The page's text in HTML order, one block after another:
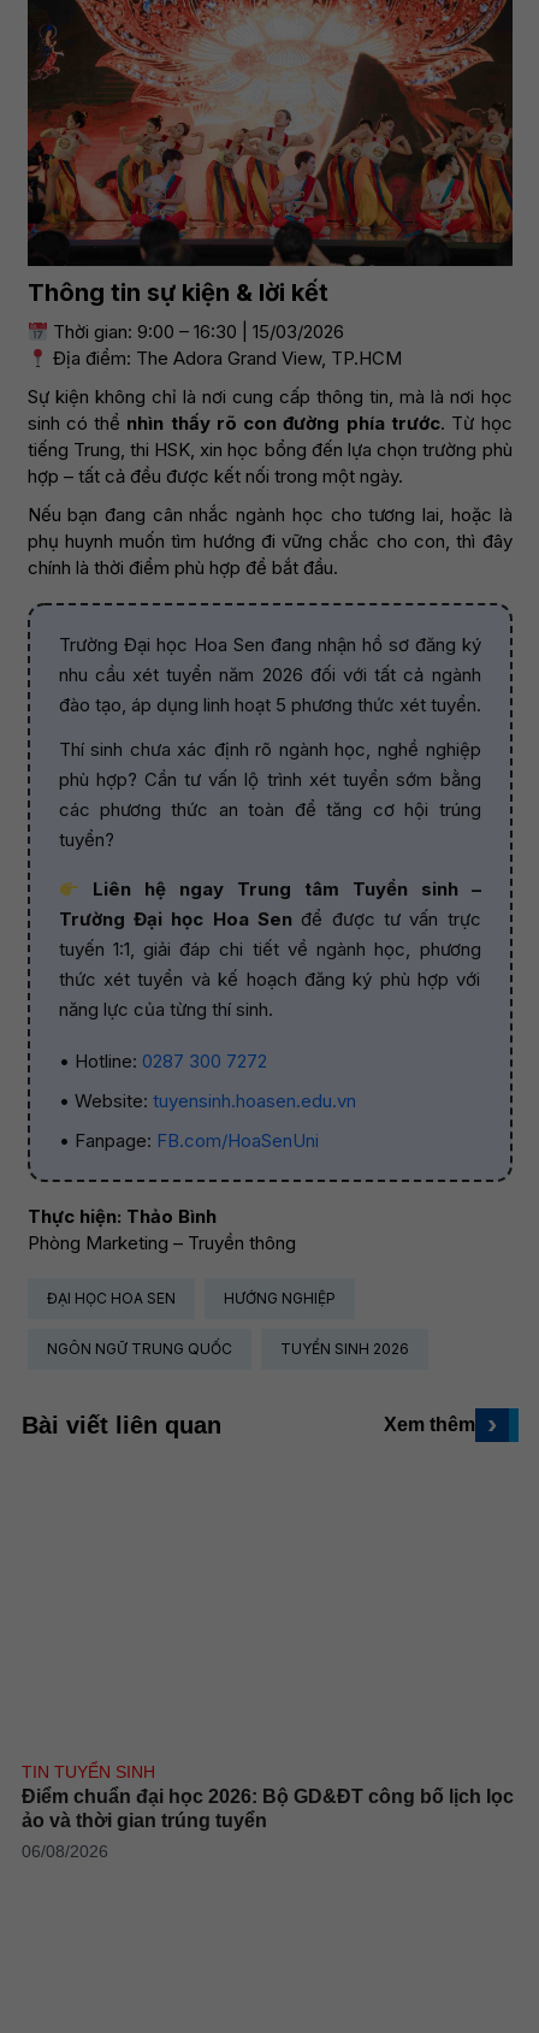
Thông tin sự kiện & lời kết
Thời gian: 9:00 – 16:30 | 15/03/2026
Địa điểm: The Adora Grand View, TP.HCM
Sự kiện không chỉ là nơi cung cấp thông tin, mà là nơi học
sinh có thể nhìn thấy rõ con đường phía trước. Từ học
tiếng Trung, thi HSK, xin học bổng đến lựa chọn trường phù
hợp – tất cả đều được kết nối trong một ngày.
Nếu bạn đang cân nhắc ngành học cho tương lai, hoặc là
phụ huynh muốn tìm hướng đi vững chắc cho con, thì đây
chính là thời điểm phù hợp để bắt đầu.
Trường Đại học Hoa Sen đang nhận hồ sơ đăng ký
nhu cầu xét tuyển năm 2026 đối với tất cả ngành
đào tạo, áp dụng linh hoạt 5 phương thức xét tuyển.
Thí sinh chưa xác định rõ ngành học, nghề nghiệp
phù hợp? Cần tư vấn lộ trình xét tuyển sớm bằng
các phương thức an toàn để tăng cơ hội trúng
tuyển?
Liên hệ ngay Trung tâm Tuyển sinh –
Trường Đại học Hoa Sen để được tư vấn trực
tuyến 1:1, giải đáp chi tiết về ngành học, phương
thức xét tuyển và kế hoạch đăng ký phù hợp với
năng lực của từng thí sinh.
• Hotline: 0287 300 7272
• Website: tuyensinh.hoasen.edu.vn
• Fanpage: FB.com/HoaSenUni
Thực hiện: Thảo Bình
Phòng Marketing – Truyền thông
ĐẠI HỌC HOA SEN HƯỚNG NGHIỆP
NGÔN NGỮ TRUNG QUỐC TUYỂN SINH 2026
Bài viết liên quan Xem thêm ›
TIN TUYỂN SINH
Điểm chuẩn đại học 2026: Bộ GD&ĐT công bố lịch lọc
ảo và thời gian trúng tuyển
06/08/2026